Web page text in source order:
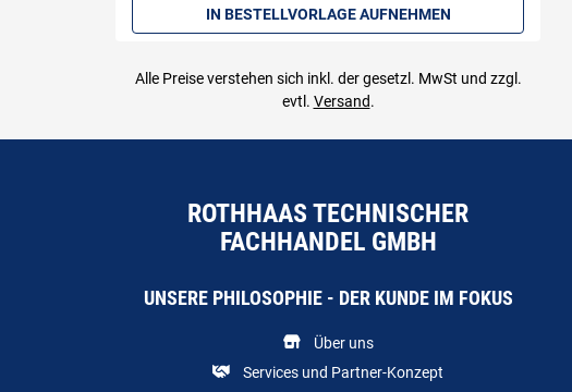
IN BESTELLVORLAGE AUFNEHMEN
Alle Preise verstehen sich inkl. der gesetzl. MwSt und zzgl.
evtl. Versand.
ROTHHAAS TECHNISCHER
FACHHANDEL GMBH
UNSERE PHILOSOPHIE - DER KUNDE IM FOKUS
Über uns
Services und Partner-Konzept